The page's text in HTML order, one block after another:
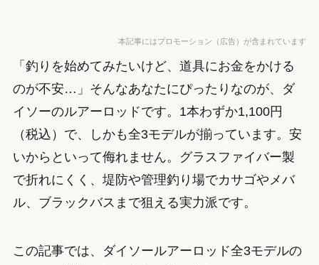
本記事にはプロモーション（広告）が含まれています
「釣りを始めてみたいけど、道具にお金をかける
のが不安…」そんなあなたにぴったりなのが、ダ
イソーのルアーロッドです。1本わずか1,100円
（税込）で、しかも全3モデルが揃っています。安
いからといって侮れません。グラスファイバー製
で折れにくく、堤防や管理釣り場でカサゴやメバ
ル、ブラックバスまで狙える実力派です。
この記事では、ダイソールアーロッド全3モデルの